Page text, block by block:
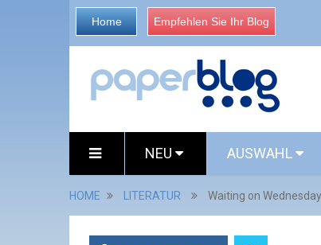
Home Empfehlen Sie Ihr Blog
NEU AUSWAHL
HOME LITERATUR Waiting on